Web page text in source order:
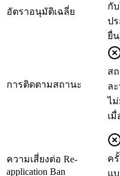
อัตราอนุมัติเฉลี่ย
กั
ป
ยื่
การติดตามสถานะ
ส
ล
ไ
เ
ความเสี่ยงต่อ Re-
application Ban
ค
แ